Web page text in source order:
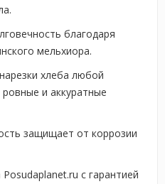
благодаря
мельхиора.
хлеба любой
и аккуратные
защищает от коррозии
с гарантией